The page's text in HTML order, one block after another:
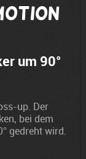
um 90°
up. Der
bei dem
gedreht wird.